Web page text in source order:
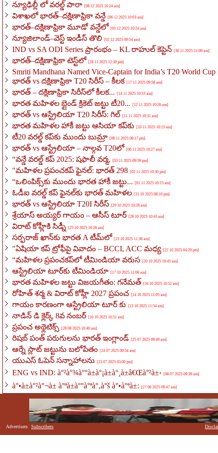
న్యూఢిల్లీ లో వరల్డ్ పారా [08 12 2025 10:24 am]
విశాఖలో భారత్–దక్షిణాఫ్రికా వన్డే [06 12 2025 10:03 am]
భారత్–దక్షిణాఫ్రికా మూడో వన్డేలో [05 12 2025 10:24 am]
న్యూజిలాండ్–వెస్ట్ ఇండీస్ తొలి [02 12 2025 09:54 am]
IND vs SA ODI Series ప్రారంభం – KL రాహుల్ కెప్టెన్ [30 11 2025 11:09 am]
భారత్–దక్షిణాఫ్రికా టెస్ట్‌లో [28 11 2025 12:30 pm]
Smriti Mandhana Named Vice-Captain for India’s T20 World
భారత్ vs దక్షిణాఫ్రికా T20 సిరీస్ – కీలక [17 11 2025 09:58 am]
భారత్ – దక్షిణాఫ్రికా సిరీస్‌లో కీలక... [14 11 2025 10:53 am]
భారత మహిళల బ్లైండ్ క్రికెట్ జట్టు టీ20... [12 11 2025 10:26 am]
భారత్ vs ఆస్ట్రేలియా T20 సిరీస్: గిల్ [11 11 2025 10:31 am]
భారత మహిళల హాకీ జట్టు ఆసియా కప్‌కు [10 11 2025 10:23 am]
టీ20 వరల్డ్ కప్‌కు ముందు బుమ్రా [08 11 2025 08:17 pm]
భారత్ vs ఆస్ట్రేలియా – నాల్గవ T20లో [06 11 2025 10:27 am]
“వన్డే వరల్డ్ కప్ 2025: షఫాలీ వర్మ, [03 11 2025 09:59 pm]
"మహిళల ప్రపంచకప్ ఫైనల్: భారత్ 298 [02 11 2025 10:30 pm]
“ఒలింపిక్స్‌కు ముందు భారత హాకీ జట్టు... [01 11 2025 10:15 am]
ఓడీఐ వరల్డ్ కప్ ఫైనల్‌కు భారత్ మహిళల [31 10 2025 08:10 pm]
భారత్ vs ఆస్ట్రేలియా T20I సిరీస్ [29 10 2025 10:28 am]
శ్రేయాస్ అయ్యర్ గాయం – ఆసీస్ టూర్ [28 10 2025 10:43 am]
విరాట్ కోహ్లీకి సిడ్నీ [25 10 2025 10:26 am]
సర్ఫరాజ్ ఖాన్‌కు భారత A టీమ్‌లో [23 10 2025 11:36 am]
"ఏషియా కప్ ట్రోఫీపై వివాదం – BCCI, ACC మధ్య [22 10 2025 04:29 pm]
“మహిళల ప్రపంచకప్‌లో టీమిండియా వరుస [20 10 2025 10:45 am]
ఆస్ట్రేలియా టూర్‌కు టీమిండియా [17 10 2025 11:06 am]
భారత మహిళల జట్టు విజయగీతం: గనేమత్ [16 10 2025 10:52 am]
రోహిత్ శర్మ & విరాట్ కోహ్లీ 2027 ప్రపంచ [14 10 2025 11:05 am]
గాయం కారణంగా ఆస్ట్రేలియా టూర్ కు [13 10 2025 11:54 am]
నాడిన్ డి క్లెర్క్ 8వ నంబర్ [10 10 2025 10:51 am]
ప్రపంచ అథ్లెటిక్స్ [28 08 2025 10:40 am]
రిషబ్ పంత్ పరుగులను భారత్ ఇంగ్లాండ్ [25 07 2025 09:49 am]
ఆర్నే స్లాట్ జట్టును బలోపేతం [24 07 2025 09:54 am]
యుఎస్ ఓపెన్ సన్నాహాలను [23 07 2025 03:00 pm]
ENG vs IND: à°²à°¾à°°à±à°¡à±à°¸à±â€Œà°²à±‹ [08 07 2025 09:39 am]
à°•à±à°²à°¬à± à°ªà±à°°à°ªà°‚à°š à°•à°ªà±: [27 06 2025 09:47 am]
Advertisers Subscribers